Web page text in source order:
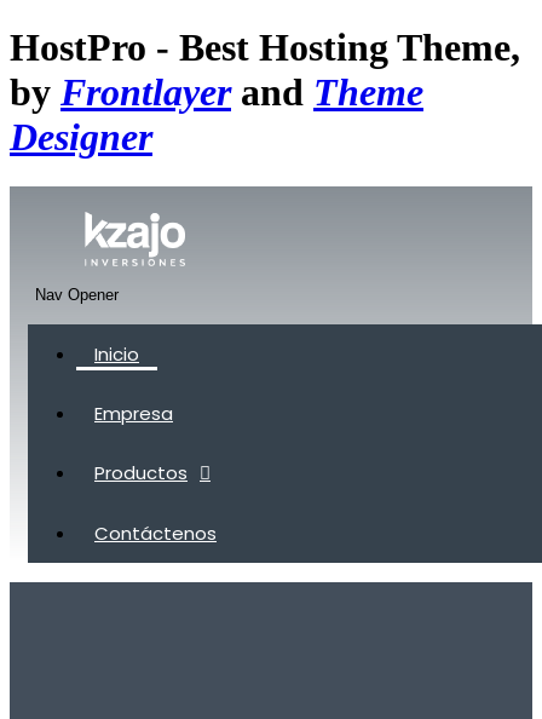
HostPro - Best Hosting Theme,
by Frontlayerand Theme
Designer
Nav Opener
Inicio
Empresa
Productos
Contáctenos